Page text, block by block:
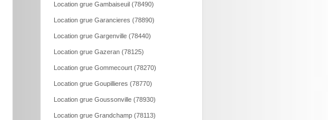
Location grue Gambaiseuil (78490)
Location grue Garancieres (78890)
Location grue Gargenville (78440)
Location grue Gazeran (78125)
Location grue Gommecourt (78270)
Location grue Goupillieres (78770)
Location grue Goussonville (78930)
Location grue Grandchamp (78113)